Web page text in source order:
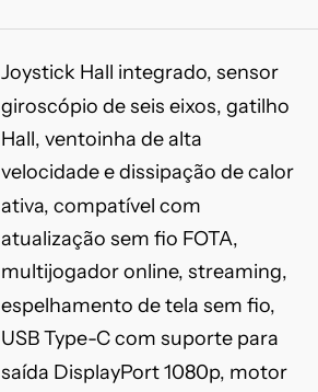
Joystick Hall integrado, sensor
giroscópio de seis eixos, gatilho
Hall, ventoinha de alta
velocidade e dissipação de calor
ativa, compatível com
atualização sem fio FOTA,
multijogador online, streaming,
espelhamento de tela sem fio,
USB Type-C com suporte para
saída DisplayPort 1080p, motor